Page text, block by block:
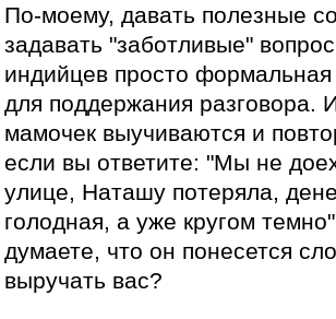
По-моему, давать полезные
задавать "заботливые"
индийцев просто формальная
для поддержания разговора.
мамочек выучиваются и
если вы ответите: "Мы не
улице, Наташу потеряла,
голодная, а уже кругом
думаете, что он понесется
выручать вас?